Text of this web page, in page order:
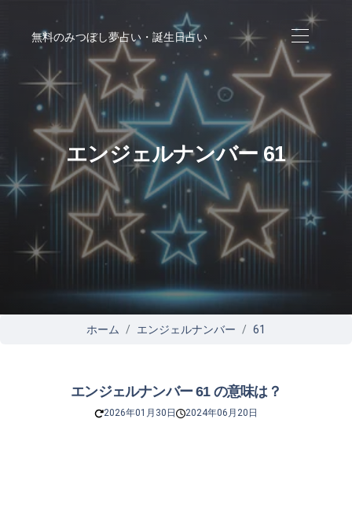
無料のみつぼし夢占い・誕生日占い
エンジェルナンバー 61
ホーム エンジェルナンバー 61
エンジェルナンバー 61 の意味は？
2026年01月30日 2024年06月20日